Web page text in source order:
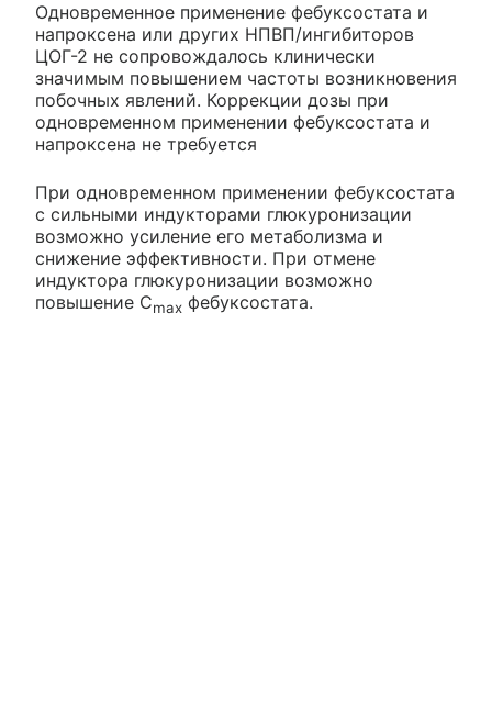
Одновременное применение фебуксостата и
напроксена или других НПВП/ингибиторов
ЦОГ-2 не сопровождалось клинически
значимым повышением частоты возникновения
побочных явлений. Коррекции дозы при
одновременном применении фебуксостата и
напроксена не требуется
При одновременном применении фебуксостата
с сильными индукторами глюкуронизации
возможно усиление его метаболизма и
снижение эффективности. При отмене
индуктора глюкуронизации возможно
повышение Сmax фебуксостата.